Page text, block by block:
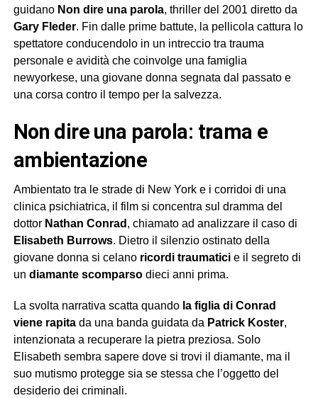
guidano Non dire una parola, thriller del 2001 diretto da
Gary Fleder. Fin dalle prime battute, la pellicola cattura lo
spettatore conducendolo in un intreccio tra trauma
personale e avidità che coinvolge una famiglia
newyorkese, una giovane donna segnata dal passato e
una corsa contro il tempo per la salvezza.
non dire una parola: trama e
ambientazione
Ambientato tra le strade di New York e i corridoi di una
clinica psichiatrica, il film si concentra sul dramma del
dottor Nathan Conrad , chiamato ad analizzare il caso di
Elisabeth Burrows. Dietro il silenzio ostinato della
giovane donna si celano ricordi traumaticie il segreto di
un diamante scomparsodieci anni prima.
La svolta narrativa scatta quando la figlia di Conrad
viene rapitada una banda guidata da Patrick Koster,
intenzionata a recuperare la pietra preziosa. Solo
Elisabeth sembra sapere dove si trovi il diamante, ma il
suo mutismo protegge sia se stessa che l’oggetto del
desiderio dei criminali.